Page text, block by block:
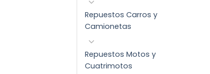
Repuestos Carros y
Camionetas
Repuestos Motos y
Cuatrimotos